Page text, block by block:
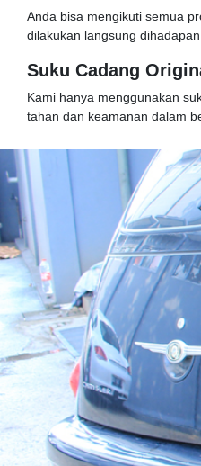
Anda bisa mengikuti semua
dilakukan langsung
Suku Cadang
Kami hanya menggunakan
tahan dan keamanan dalam